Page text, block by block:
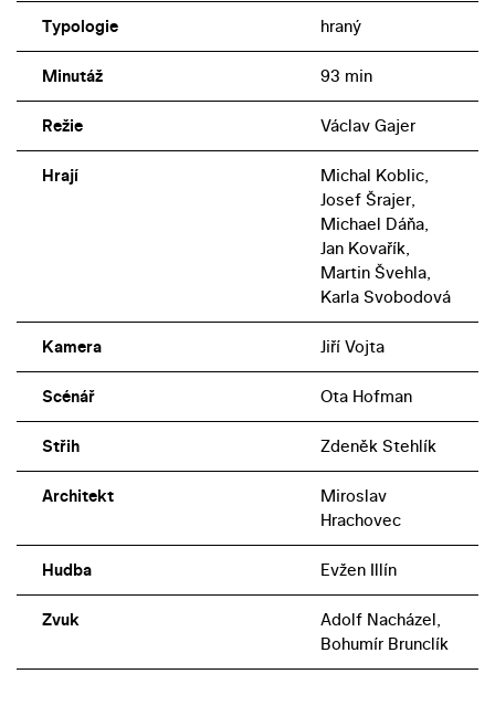
Typologie hraný
Minutáž 93 min
Režie Václav Gajer
Hrají
Michal Koblic,
Josef Šrajer,
Michael Dáňa,
Jan Kovařík,
Martin Švehla,
Karla Svobodová
Kamera Jiří Vojta
Scénář Ota Hofman
Střih Zdeněk Stehlík
Architekt
Miroslav
Hrachovec
Hudba Evžen Illín
Zvuk
Adolf Nacházel,
Bohumír Brunclík